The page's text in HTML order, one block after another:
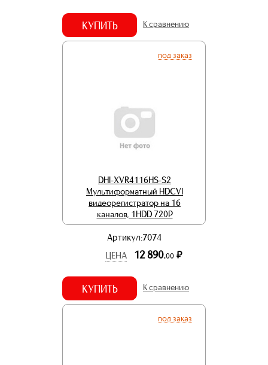
КУПИТЬ К сравнению
под заказ
DHI-XVR4116HS-S2
Мультиформатный HDCVI
видеорегистратор на 16
каналов, 1HDD 720Р
Артикул:7074
ЦЕНА
12 890.00 р.
КУПИТЬ К сравнению
под заказ